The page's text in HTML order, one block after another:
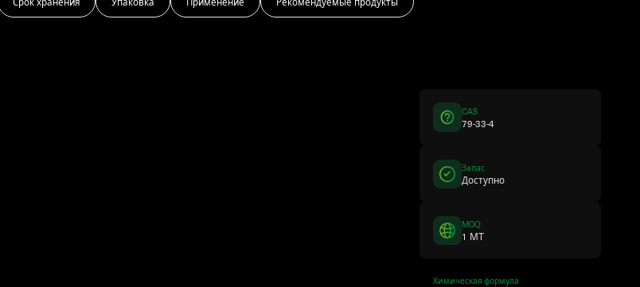
CAS
79-33-4
Запас
Доступно
MOQ
1 MT
Химическая формула